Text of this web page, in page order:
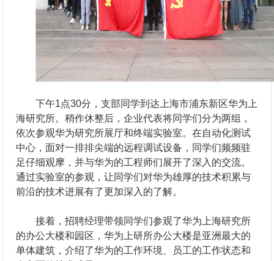
下午1点30分，支部同学到达上海市浦东新区华为上
海研究所。稍作休整后，企业代表将同学们分为两组，
依次参观华为研究所展厅和终端实验室。在自动化测试
中心，面对一排排尖端的远程调试设备，同学们频频驻
足仔细观摩，并与华为的工程师们展开了深入的交流。
通过实验室的参观，让同学们对华为雄厚的技术积累与
前沿的技术进展有了更加深入的了解。
接着，招聘经理带领同学们参观了华为上海研究所
的办公大楼和园区，华为上研所办公大楼是亚洲最大的
单体建筑，介绍了华为的工作环境、员工的工作状态和